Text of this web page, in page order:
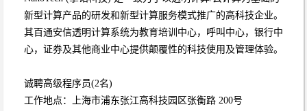
新型计算产品的研发和新型计算服务模式推广的高科技企业。
其百通安信透明计算系统为教育培训中心，呼叫中心，银行中
心，证券及其他商业中心提供颠覆性的科技使用及管理体验。
诚聘高级程序员(2名)
工作地点：上海市浦东张江高科技园区张衡路 200号